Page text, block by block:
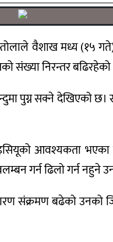
वैशाख मध्य (१५
संख्या निरन्तर बढिरहेको
पुग्न सक्ने देखिएको
आवश्यकता
गर्न ढिलो गर्न नहुने
संक्रमण बढेको